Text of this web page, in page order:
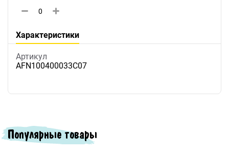
Характеристики
Артикул
AFN100400033C07
Популярные товары